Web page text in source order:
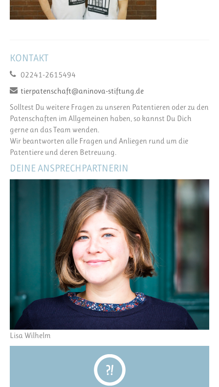
KONTAKT
02241-2615494
tierpatenschaft@aninova-stiftung.de
Solltest Du weitere Fragen zu unseren Patentieren oder zu den
Patenschaften im Allgemeinen haben, so kannst Du Dich
gerne an das Team wenden.
Wir beantworten alle Fragen und Anliegen rund um die
Patentiere und deren Betreuung.
DEINE ANSPRECHPARTNERIN
Lisa Wilhelm